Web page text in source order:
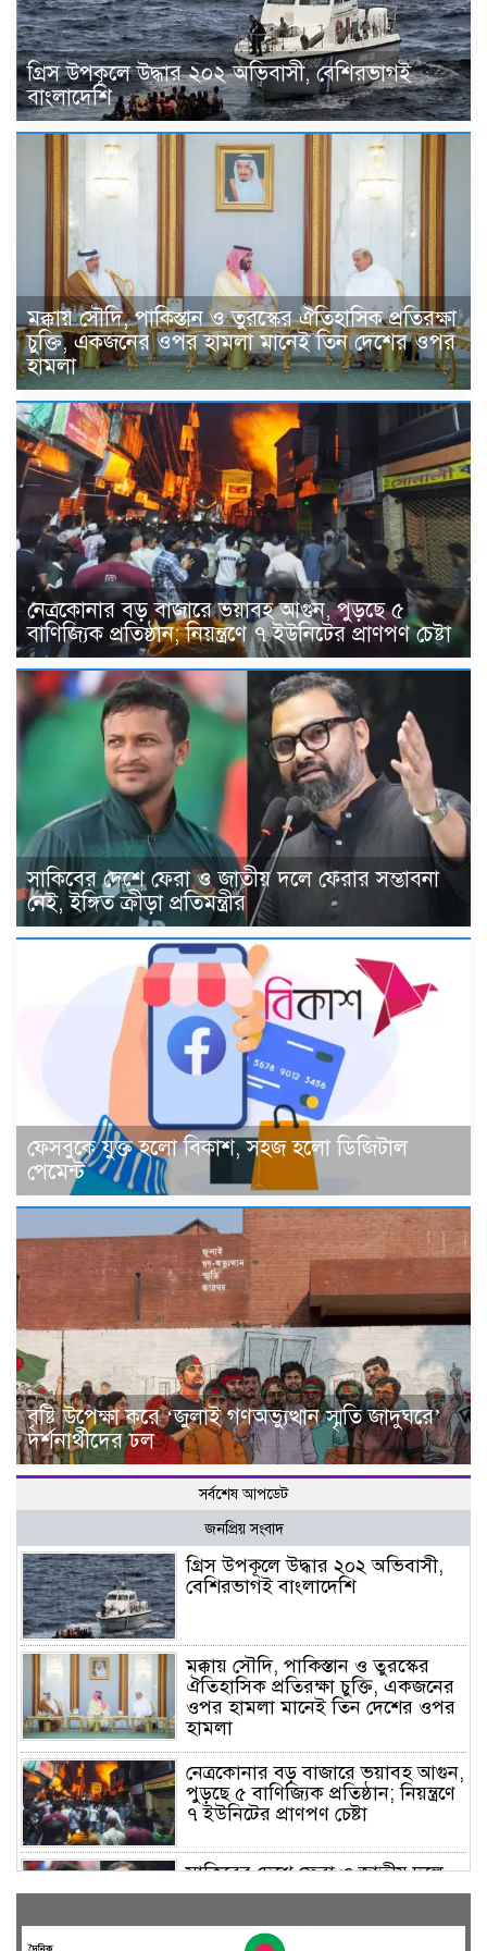
গ্রিস উপকূলে উদ্ধার ২০২ অভিবাসী, বেশিরভাগই
বাংলাদেশি
মক্কায় সৌদি, পাকিস্তান ও তুরস্কের ঐতিহাসিক প্রতিরক্ষা
চুক্তি, একজনের ওপর হামলা মানেই তিন দেশের ওপর
হামলা
নেত্রকোনার বড় বাজারে ভয়াবহ আগুন, পুড়ছে ৫
বাণিজ্যিক প্রতিষ্ঠান; নিয়ন্ত্রণে ৭ ইউনিটের প্রাণপণ চেষ্টা
সাকিবের দেশে ফেরা ও জাতীয় দলে ফেরার সম্ভাবনা
নেই, ইঙ্গিত ক্রীড়া প্রতিমন্ত্রীর
ফেসবুকে যুক্ত হলো বিকাশ, সহজ হলো ডিজিটাল
পেমেন্ট
বৃষ্টি উপেক্ষা করে ‘জুলাই গণঅভ্যুত্থান স্মৃতি জাদুঘরে’
দর্শনার্থীদের ঢল
সর্বশেষ আপডেট
জনপ্রিয় সংবাদ
গ্রিস উপকূলে উদ্ধার ২০২ অভিবাসী,
বেশিরভাগই বাংলাদেশি
মক্কায় সৌদি, পাকিস্তান ও তুরস্কের
ঐতিহাসিক প্রতিরক্ষা চুক্তি, একজনের
ওপর হামলা মানেই তিন দেশের ওপর
হামলা
নেত্রকোনার বড় বাজারে ভয়াবহ আগুন,
পুড়ছে ৫ বাণিজ্যিক প্রতিষ্ঠান; নিয়ন্ত্রণে
৭ ইউনিটের প্রাণপণ চেষ্টা
সাকিবের দেশে ফেরা ও জাতীয় দলে
ফেরার সম্ভাবনা নেই, ইঙ্গিত ক্রীড়া